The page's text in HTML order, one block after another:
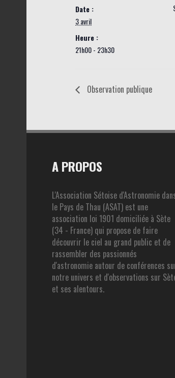
Date :
3 avril
Heure :
21h00 - 23h30
Observation publique
A PROPOS
L'Association Sétoise d'Astronomie
le Pays de Thau (ASAT) est une
association loi 1901 domiciliée à Sète
(34 - France) qui propose de faire
découvrir le ciel au grand public et de
rassembler des passionnés
d'astronomie autour de conférences
notre univers et d'observations sur
et ses alentours.